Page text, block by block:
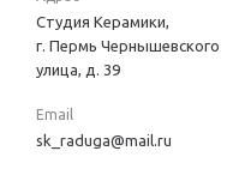
Студия Керамики,
г. Пермь Чернышевского
улица, д. 39
Email
sk_raduga@mail.ru